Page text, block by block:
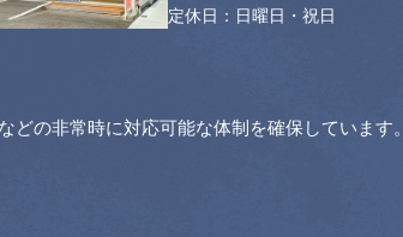
日曜日・祝日
の非常時に対応可能な体制を確保しています。